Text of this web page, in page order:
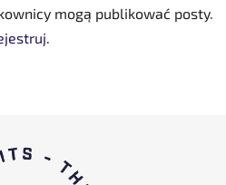
mogą publikować posty.